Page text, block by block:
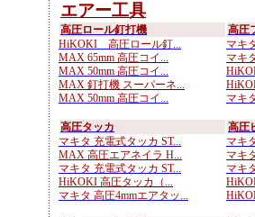
エアー工具
高圧ロール釘打機
HiKOKI 高圧ロール釘...
MAX 65mm 高圧コイ...
MAX 50mm 高圧コイ...
MAX 釘打機 スーパーネ...
MAX 50mm 高圧コイ...
高圧
マキ
マキ
マキ
高圧タッカ
マキタ 充電式タッカ ST...
MAX 高圧エアネイラ H...
マキタ 充電式タッカ ST...
HiKOKI 高圧タッカ（...
マキタ 高圧4mmエアタッ...
高圧
マキ
マキ
マキ